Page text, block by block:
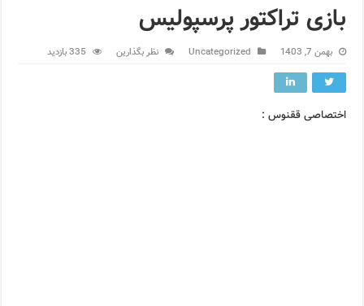
بازی تراکتور پرسپولیس
بهمن 7, 1403 Uncategorized نظر بگذارین 335 بازدید
اختصاصی ققنوس :